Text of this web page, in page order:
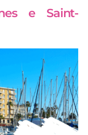
e Saint-